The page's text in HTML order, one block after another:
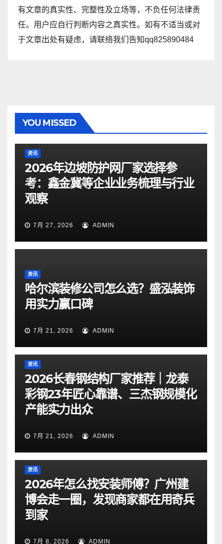
有文章的真实性、完整性及立场等，不负任何法律责
任。用户应自行判断内容之真实性。如有不适当或对
于文章出处有疑虑，请联络我们告知qq825890484
YOU MISSED
资讯
2026年边坡防护网厂家选择参
考：鑫金冀等企业业务梳理与行业
观察
7月 27, 2026 ADMIN
资讯
哈尔滨装修公司怎么选？盛泓装饰
用实力赢口碑
7月 21, 2026 ADMIN
资讯
2026长春钢结构厂家推荐｜龙泰
彩钢23年匠心靠谱、三杰钢规模化
产能实力出众
7月 21, 2026 ADMIN
资讯
2026年怎么找安装师傅？广州建
博会走一圈，发现商家都在用奇兵
到家
7月 8, 2026 ADMIN